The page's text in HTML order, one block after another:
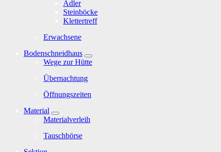
Adler
Steinböcke
Klettertreff
Erwachsene
Bodenschneidhaus
Wege zur Hütte
Übernachtung
Öffnungszeiten
Material
Materialverleih
Tauschbörse